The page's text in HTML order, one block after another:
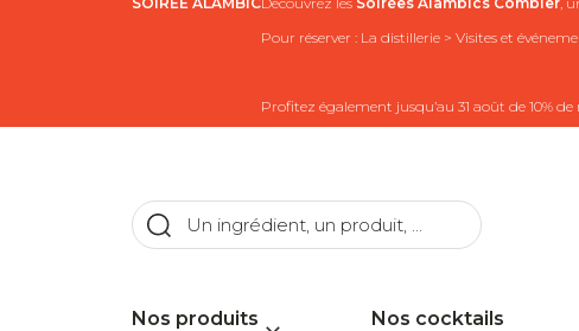
Pour réserver : La distillerie > Visites et
Profitez également jusqu’au 31 août de 10%
Nos produits Nos cocktails